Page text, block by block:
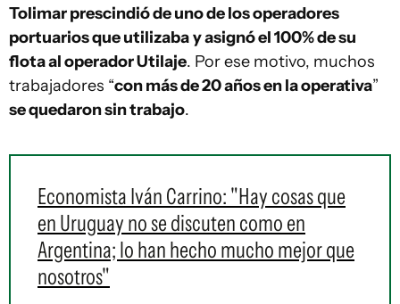
Tolimar prescindió de uno de los operadores
portuarios que utilizabay asignó el 100% de su
flota al operador Utilaje. Por ese motivo, muchos
trabajadores “con más de 20 años en la operativa”
se quedaron sin trabajo.
Economista Iván Carrino: "Hay cosas que
en Uruguay no se discuten como en
Argentina; lo han hecho mucho mejor que
nosotros"